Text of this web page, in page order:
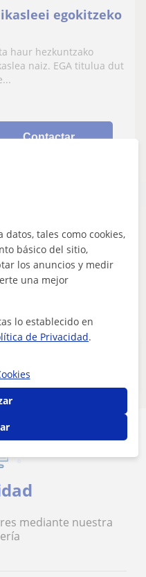
egokitzeko
haur hezkuntzako
naiz. EGA titulua dut
Contactar
especifica
resultados o
haya nuevos
mediante nuestra
tales como cookies,
básico del sitio,
los anuncios y medir
una mejor
lo establecido en
de Privacidad.